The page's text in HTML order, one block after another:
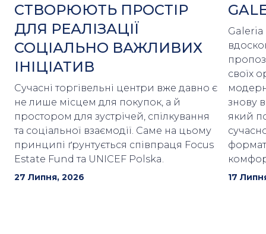
СТВОРЮЮТЬ ПРОСТІР
ДЛЯ РЕАЛІЗАЦІЇ
СОЦІАЛЬНО ВАЖЛИВИХ
ІНІЦІАТИВ
Сучасні торгівельні центри вже давно є
не лише місцем для покупок, а й
простором для зустрічей, спілкування
та соціальної взаємодії. Саме на цьому
принципі ґрунтується співпраця Focus
Estate Fund та UNICEF Polska.
27 Липня, 2026
своїх
знову
який
17